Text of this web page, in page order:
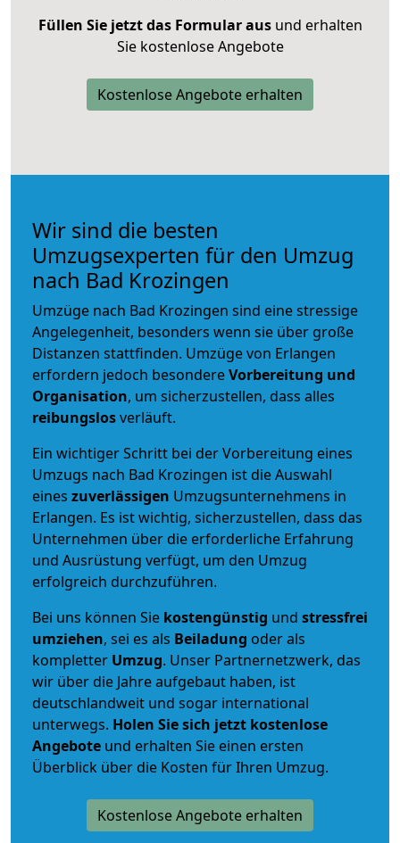
Füllen Sie jetzt das Formular ausund erhalten
Sie kostenlose Angebote
Kostenlose Angebote erhalten
Wir sind die besten
Umzugsexperten für den Umzug
nach Bad Krozingen
Umzüge nach Bad Krozingen sind eine stressige
Angelegenheit, besonders wenn sie über große
Distanzen stattfinden. Umzüge von Erlangen
erfordern jedoch besondereVorbereitung und
Organisation, um sicherzustellen, dass alles
reibungslosverläuft.
Ein wichtiger Schritt bei der Vorbereitung eines
Umzugs nach Bad Krozingen ist die Auswahl
eines zuverlässigen Umzugsunternehmens in
Erlangen. Es ist wichtig, sicherzustellen, dass das
Unternehmen über die erforderliche Erfahrung
und Ausrüstung verfügt, um den Umzug
erfolgreich durchzuführen.
Bei uns können Sie kostengünstig und stressfrei
umziehen, sei es als Beiladung oder als
kompletter Umzug. Unser Partnernetzwerk, das
wir über die Jahre aufgebaut haben, ist
deutschlandweit und sogar international
unterwegs. Holen Sie sich jetzt kostenlose
Angebote und erhalten Sie einen ersten
Überblick über die Kosten für Ihren Umzug.
Kostenlose Angebote erhalten